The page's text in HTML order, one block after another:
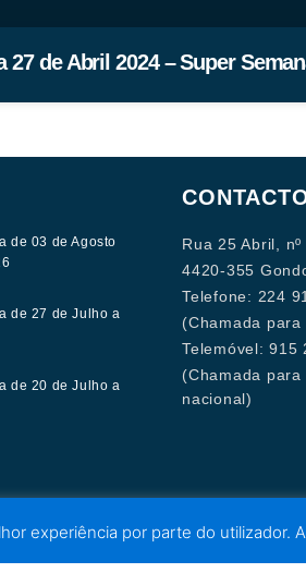
27 de Abril 2024 – Super
de 03 de Agosto
de 27 de Julho a
de 20 de Julho a
Rua 25 Abril, nº
4420-355
Telefone: 224
(Chamada
Telemóvel: 915
(Chamada
nacional)
experiência por parte do utilizador.